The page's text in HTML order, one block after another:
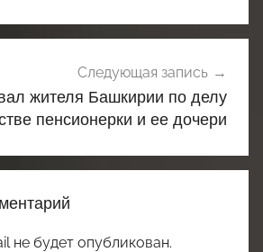
Следующая запись
жителя Башкирии по делу
пенсионерки и ее дочери
не будет опубликован.